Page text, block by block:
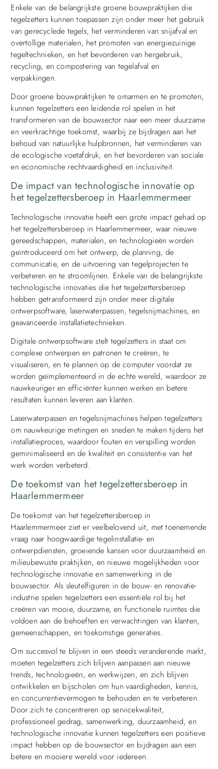
Enkele van de belangrijkste groene bouwpraktijken die
tegelzetters kunnen toepassen zijn onder meer het gebruik
van gerecyclede tegels, het verminderen van snijafval en
overtollige materialen, het promoten van energiezuinige
tegeltechnieken, en het bevorderen van hergebruik,
recycling, en compostering van tegelafval en
verpakkingen.
Door groene bouwpraktijken te omarmen en te promoten,
kunnen tegelzetters een leidende rol spelen in het
transformeren van de bouwsector naar een meer duurzame
en veerkrachtige toekomst, waarbij ze bijdragen aan het
behoud van natuurlijke hulpbronnen, het verminderen van
de ecologische voetafdruk, en het bevorderen van sociale
en economische rechtvaardigheid en inclusiviteit.
De impact van technologische innovatie op
het tegelzettersberoep in Haarlemmermeer
Technologische innovatie heeft een grote impact gehad op
het tegelzettersberoep in Haarlemmermeer, waar nieuwe
gereedschappen, materialen, en technologieën worden
geïntroduceerd om het ontwerp, de planning, de
communicatie, en de uitvoering van tegelprojecten te
verbeteren en te stroomlijnen. Enkele van de belangrijkste
technologische innovaties die het tegelzettersberoep
hebben getransformeerd zijn onder meer digitale
ontwerpsoftware, laserwaterpassen, tegelsnijmachines, en
geavanceerde installatietechnieken.
Digitale ontwerpsoftware stelt tegelzetters in staat om
complexe ontwerpen en patronen te creëren, te
visualiseren, en te plannen op de computer voordat ze
worden geïmplementeerd in de echte wereld, waardoor ze
nauwkeuriger en efficiënter kunnen werken en betere
resultaten kunnen leveren aan klanten.
Laserwaterpassen en tegelsnijmachines helpen tegelzetters
om nauwkeurige metingen en sneden te maken tijdens het
installatieproces, waardoor fouten en verspilling worden
geminimaliseerd en de kwaliteit en consistentie van het
werk worden verbeterd.
De toekomst van het tegelzettersberoep in
Haarlemmermeer
De toekomst van het tegelzettersberoep in
Haarlemmermeer ziet er veelbelovend uit, met toenemende
vraag naar hoogwaardige tegelinstallatie- en
ontwerpdiensten, groeiende kansen voor duurzaamheid en
milieubewuste praktijken, en nieuwe mogelijkheden voor
technologische innovatie en samenwerking in de
bouwsector. Als sleutelfiguren in de bouw- en renovatie-
industrie spelen tegelzetters een essentiële rol bij het
creëren van mooie, duurzame, en functionele ruimtes die
voldoen aan de behoeften en verwachtingen van klanten,
gemeenschappen, en toekomstige generaties.
Om succesvol te blijven in een steeds veranderende markt,
moeten tegelzetters zich blijven aanpassen aan nieuwe
trends, technologieën, en werkwijzen, en zich blijven
ontwikkelen en bijscholen om hun vaardigheden, kennis,
en concurrentievermogen te behouden en te verbeteren.
Door zich te concentreren op servicekwaliteit,
professioneel gedrag, samenwerking, duurzaamheid, en
technologische innovatie kunnen tegelzetters een positieve
impact hebben op de bouwsector en bijdragen aan een
betere en mooiere wereld voor iedereen.